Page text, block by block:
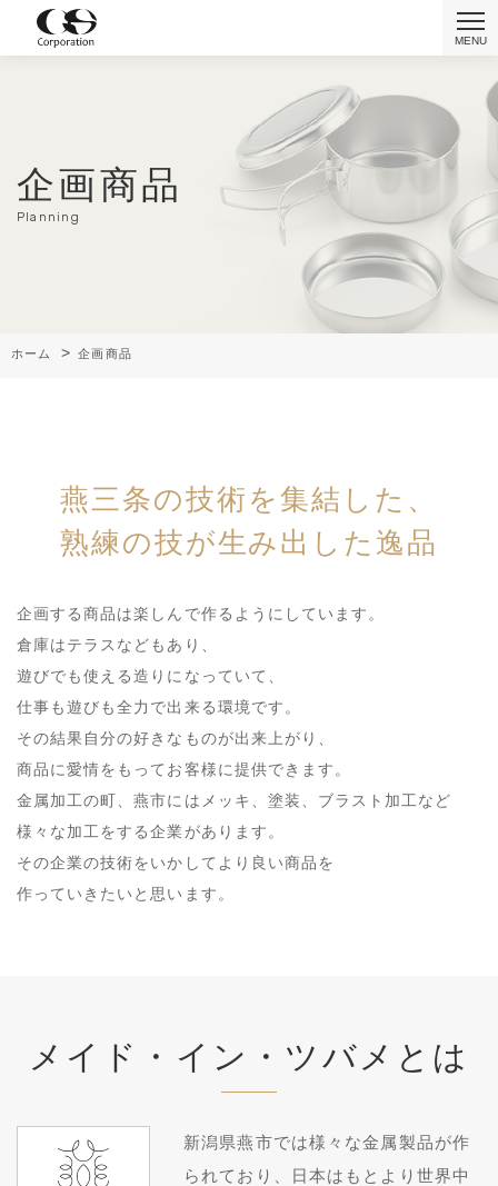
アッセンブリ事業
(検品・包装・組⽴)
お電話からのお問い合わせ
メールからのお問い合わせ
お問い合わせ
企画商品
Planning
ホーム > 企画商品
燕三条の技術を集結した、
熟練の技が生み出した逸品
企画する商品は楽しんで作るようにしています。
倉庫はテラスなどもあり、
遊びでも使える造りになっていて、
仕事も遊びも全力で出来る環境です。
その結果自分の好きなものが出来上がり、
商品に愛情をもって お客様に提供できます。
金属加工の町、燕市にはメッキ、 塗装、ブラスト加工など
様々な加工をする企業があります。
その企業の技術をいかしてより良い商品を
作っていきたいと思います。
メイド・イン・ツバメとは
新潟県燕市では様々な金属製品が作
られており、日本はもとより世界中